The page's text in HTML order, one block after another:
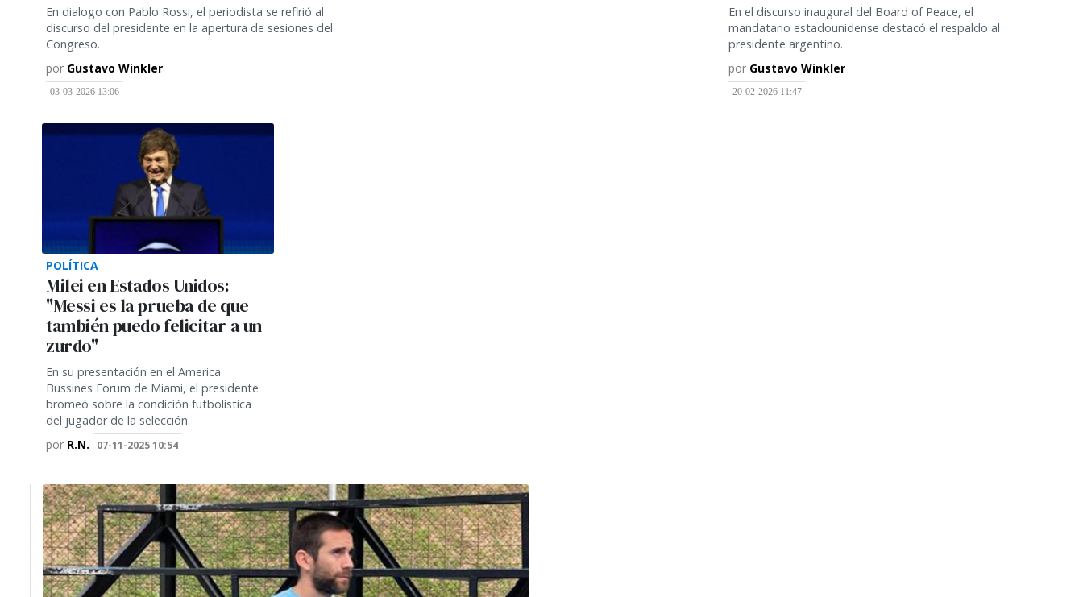
En dialogo con Pablo Rossi, el periodista se refirió al
discurso del presidente en la apertura de sesiones del
Congreso.
por Gustavo Winkler
03-03-2026 13:06
En el discurso inaugural del Board of Peace, el
mandatario estadounidense destacó el respaldo al
presidente argentino.
por Gustavo Winkler
20-02-2026 11:47
POLÍTICA
Milei en Estados Unidos:
"Messi es la prueba de que
también puedo felicitar a un
zurdo"
En su presentación en el America
Bussines Forum de Miami, el presidente
bromeó sobre la condición futbolística
del jugador de la selección.
por R.N. 07-11-2025 10:54